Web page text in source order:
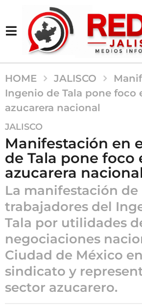
HOME JALISCO
Ingenio de Tala pone foco
azucarera nacional
3
m
e
s
e
a
g
o
3
m
e
e
s
JALISCO
Manifestación en
de Tala pone foco
azucarera nacional
La manifestación de
trabajadores del
Tala por utilidades
negociaciones
Ciudad de México
sindicato y
sector azucarero.